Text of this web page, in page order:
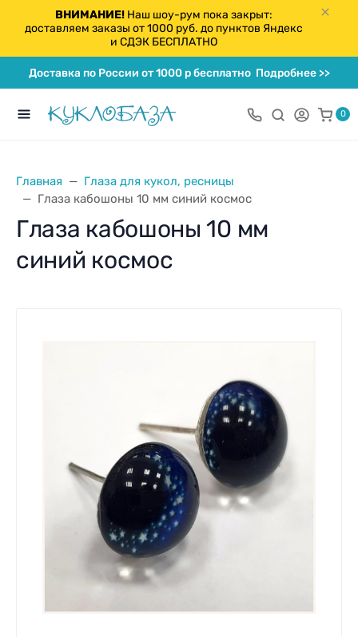
ВНИМАНИЕ!Наш шоу-рум пока закрыт:
доставляем заказы от 1000 руб. до пунктов Яндекс
и СДЭК БЕСПЛАТНО
Доставка по России от 1000 р бесплатноПодробнее >>
0
Главная
Глаза для кукол, ресницы
Глаза кабошоны 10 мм синий космос
Глаза кабошоны 10 мм
синий космос